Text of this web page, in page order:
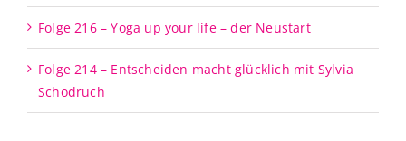
Folge 216 – Yoga up your life – der Neustart
Folge 214 – Entscheiden macht glücklich mit Sylvia
Schodruch